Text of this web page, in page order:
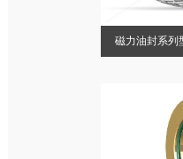
磁力油封系列